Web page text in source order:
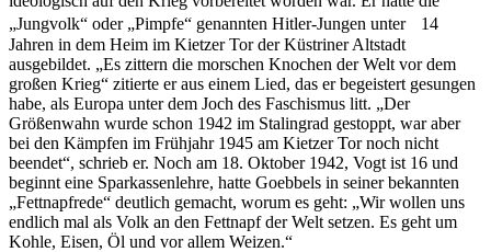
„Jungvolk“ oder „Pimpfe“ genannten Hitler-Jungen unter 14
Jahren in dem Heim im Kietzer Tor der Küstriner Altstadt
ausgebildet. „Es zittern die morschen Knochen der Welt vor dem
großen Krieg“ zitierte er aus einem Lied, das er begeistert gesungen
habe, als Europa unter dem Joch des Faschismus litt. „Der
Größenwahn wurde schon 1942 im Stalingrad gestoppt, war aber
bei den Kämpfen im Frühjahr 1945 am Kietzer Tor noch nicht
beendet“, schrieb er. Noch am 18. Oktober 1942, Vogt ist 16 und
beginnt eine Sparkassenlehre, hatte Goebbels in seiner bekannten
„Fettnapfrede“ deutlich gemacht, worum es geht: „Wir wollen uns
endlich mal als Volk an den Fettnapf der Welt setzen. Es geht um
Kohle, Eisen, Öl und vor allem Weizen.“